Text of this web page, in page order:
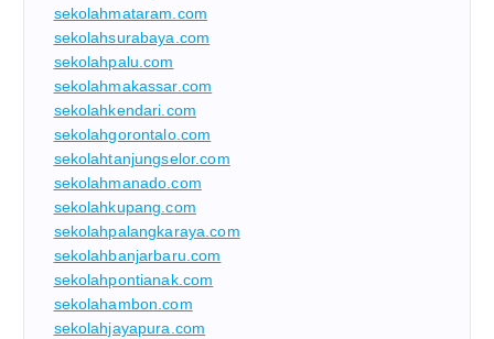
sekolahmataram.com
sekolahsurabaya.com
sekolahpalu.com
sekolahmakassar.com
sekolahkendari.com
sekolahgorontalo.com
sekolahtanjungselor.com
sekolahmanado.com
sekolahkupang.com
sekolahpalangkaraya.com
sekolahbanjarbaru.com
sekolahpontianak.com
sekolahambon.com
sekolahjayapura.com